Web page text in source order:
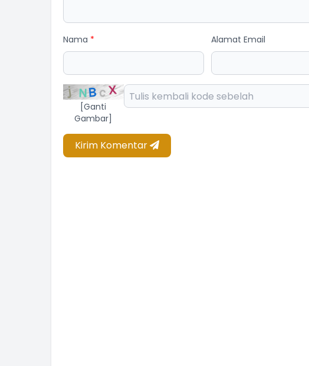
Nama * Alamat Email
[Ganti
Gambar]
Kirim Komentar